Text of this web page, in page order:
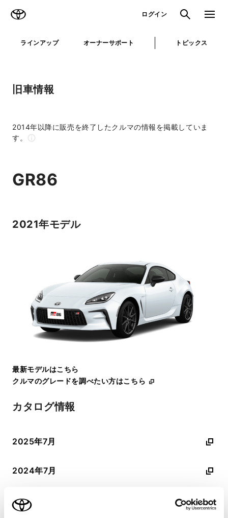
ログイン 検索 メニュ
ラインアップ オーナーサポート トピックス
旧車情報
2014年以降に販売を終了したクルマの情報を掲載していま
す。
GR86
2021年モデル
最新モデルはこちら
クルマのグレードを調べたい方はこちら
カタログ情報
2025年7月
2024年7月
2022年5月